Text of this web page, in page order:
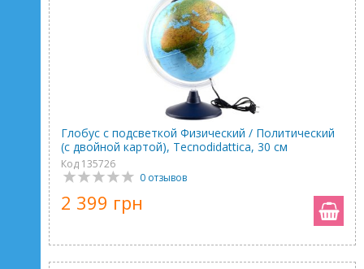
Глобус с подсветкой Физический / Политический
(с двойной картой), Tecnodidattica, 30 см
Код 135726
0 отзывов
2 399 грн